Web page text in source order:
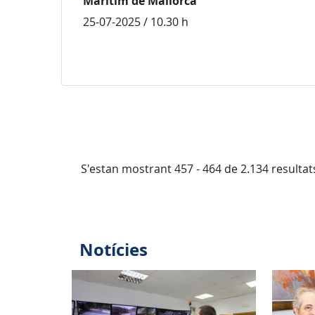
25-07-2025 / 10.30 h
S'estan mostrant 457 - 464 de 2.134
Notícies